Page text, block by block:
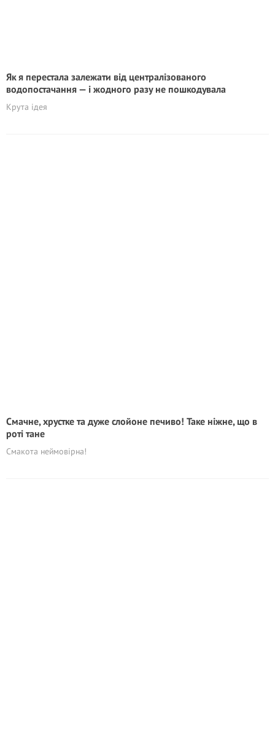
Як я перестала залежати від централізованого
водопостачання — і жодного разу не пошкодувала
Крута ідея
Смачне, хрустке та дуже слойоне печиво! Таке ніжне, що в
роті тане
Смакота неймовірна!